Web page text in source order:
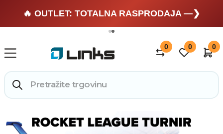
🏄 Zaslužuješ odmor —❯
🔥 OUTLET: TOTALNA RASPRODAJA —❯
0 0 0